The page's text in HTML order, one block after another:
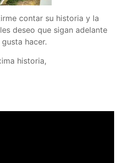
contar su historia y la
deseo que sigan adelante
hacer.
historia,